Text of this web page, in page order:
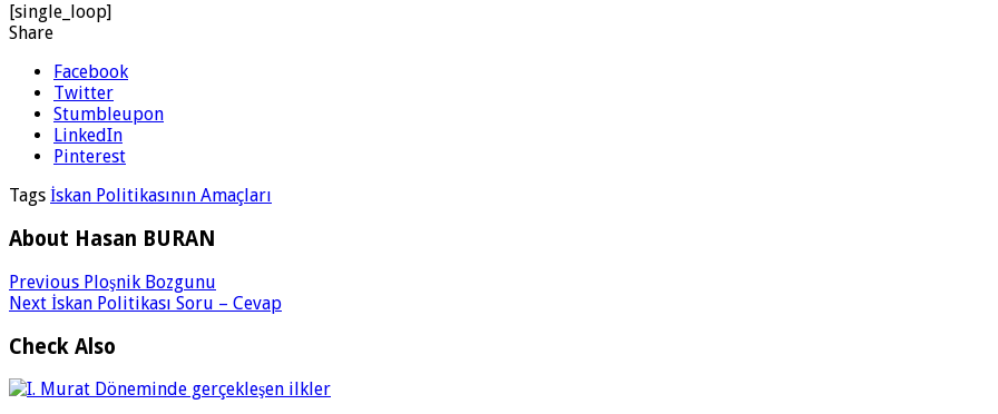
[single_loop]
Share
Facebook
Twitter
Stumbleupon
LinkedIn
Pinterest
Tags İskan Politikasının Amaçları
About Hasan BURAN
Previous Ploşnik Bozgunu
Next İskan Politikası Soru – Cevap
Check Also